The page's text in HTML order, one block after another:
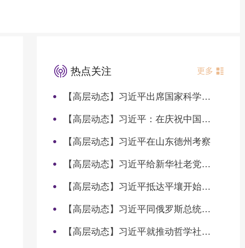
热点关注 更多
【高层动态】习近平出席国家科学技术奖励大会两院院士大会中国科协第十一次全国代表大会并发表重要讲话
【高层动态】习近平：在庆祝中国共产党成立105周年大会上的讲话
【高层动态】习近平在山东德州考察
【高层动态】习近平给新华社老党员张连生回信强调 传承红色基因 在新征程上书写优异答卷
【高层动态】习近平抵达平壤开始对朝鲜进行国事访问
【高层动态】习近平同俄罗斯总统普京会谈
【高层动态】习近平就推动哲学社会科学高质量发展作出重要指示